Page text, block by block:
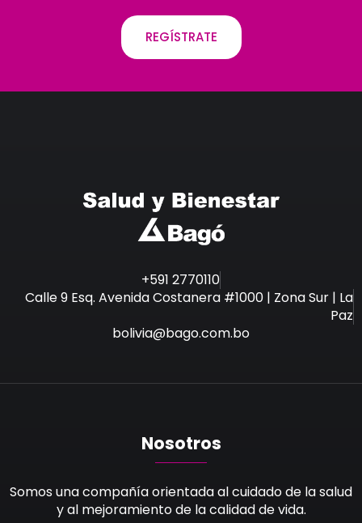
REGÍSTRATE
+591 2770110
Calle 9 Esq. Avenida Costanera #1000 | Zona Sur | La
Paz
bolivia@bago.com.bo
Nosotros
Somos una compañía orientada al cuidado de la salud
y al mejoramiento de la calidad de vida.